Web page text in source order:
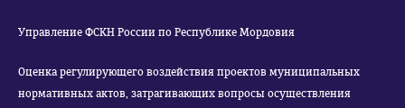
Управление ФСКН России по Республике Мордовия
Оценка регулирующего воздействия проектов муниципальных
нормативных актов, затрагивающих вопросы осуществления